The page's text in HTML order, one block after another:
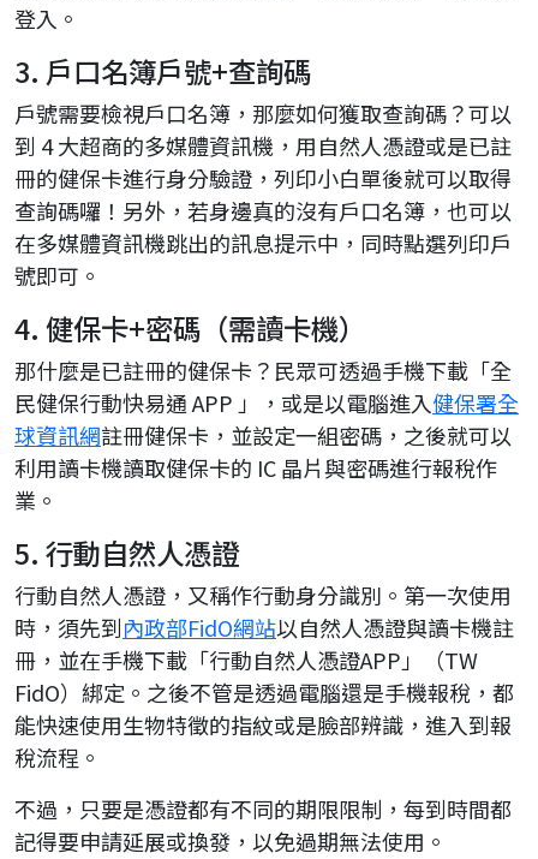
登入。
3. 戶口名簿戶號+查詢碼
戶號需要檢視戶口名簿，那麼如何獲取查詢碼？可以
到 4 大超商的多媒體資訊機，用自然人憑證或是已註
冊的健保卡進行身分驗證，列印小白單後就可以取得
查詢碼囉！另外，若身邊真的沒有戶口名簿，也可以
在多媒體資訊機跳出的訊息提示中，同時點選列印戶
號即可。
4. 健保卡+密碼（需讀卡機）
那什麼是已註冊的健保卡？民眾可透過手機下載「全
民健保行動快易通 APP 」，或是以電腦進入健保署全
球資訊網註冊健保卡，並設定一組密碼，之後就可以
利用讀卡機讀取健保卡的 IC 晶片與密碼進行報稅作
業。
5. 行動自然人憑證
行動自然人憑證，又稱作行動身分識別。第一次使用
時，須先到內政部FidO網站以自然人憑證與讀卡機註
冊，並在手機下載「行動自然人憑證APP」（TW
FidO）綁定。之後不管是透過電腦還是手機報稅，都
能快速使用生物特徵的指紋或是臉部辨識，進入到報
稅流程。
不過，只要是憑證都有不同的期限限制，每到時間都
記得要申請延展或換發，以免過期無法使用。